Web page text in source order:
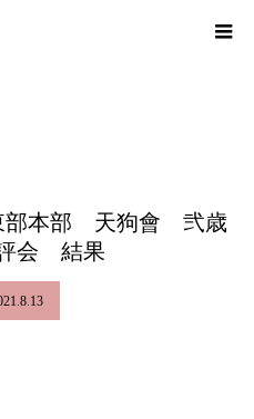
部本部 天狗會 弐歳
会 結果